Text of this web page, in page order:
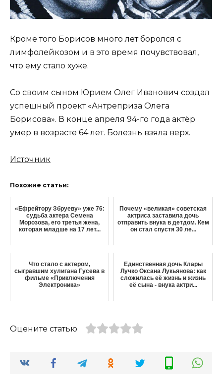
Кроме того Борисов много лет боролся с
лимфолейкозом и в это время почувствовал,
что ему стало хуже.
Со своим сыном Юрием Олег Иванович создал
успешный проект «Антреприза Олега
Борисова». В конце апреля 94-го года актёр
умер в возрасте 64 лет. Болезнь взяла верх.
Источник
Похожие статьи:
«Ефрейтору Збруеву» уже 76:
судьба актера Семена
Морозова, его третья жена,
которая младше на 17 лет...
Почему «великая» советская
актриса заставила дочь
отправить внука в детдом. Кем
он стал спустя 30 ле...
Что стало с актером,
сыгравшим хулигана Гусева в
фильме «Приключения
Электроника»
Единственная дочь Клары
Лучко Оксана Лукьянова: как
сложилась её жизнь и жизнь
её сына - внука актри...
Оцените статью